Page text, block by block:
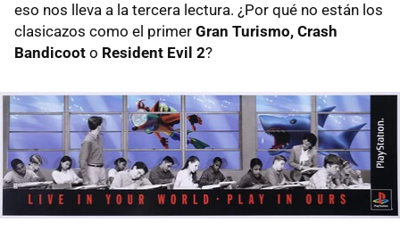
eso nos lleva a la tercera lectura. ¿Por qué no están los
clasicazos como el primer Gran Turismo, Crash
Bandicoot o Resident Evil 2?